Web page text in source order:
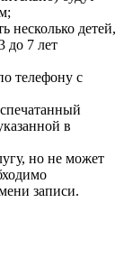
несколько детей,
до 7 лет
телефону с
в
но не может
записи.